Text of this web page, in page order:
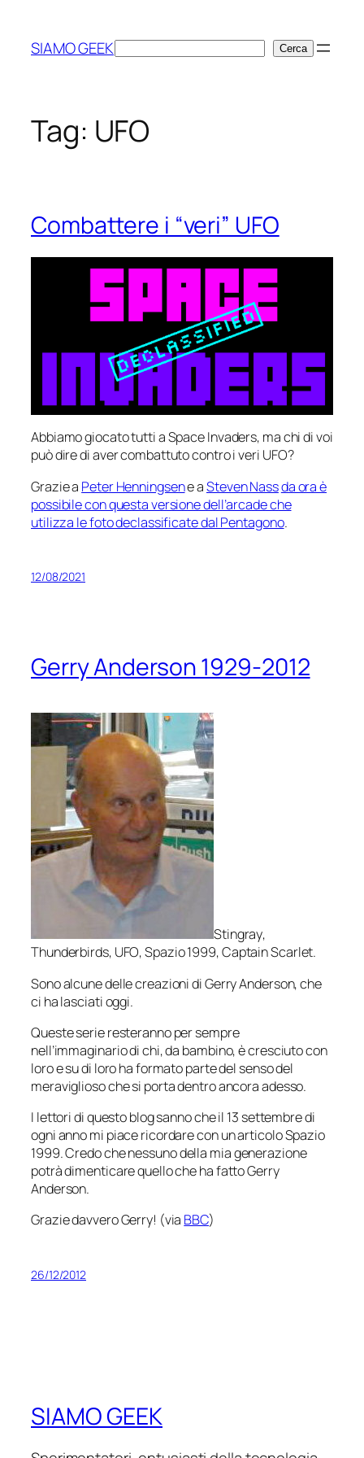
contenuto
SIAMO GEEKCerca Cerca
Tag: UFO
Combattere i “veri” UFO
Abbiamo giocato tutti a Space Invaders, ma chi di voi
può dire di aver combattuto contro iveri UFO?
Grazie a Peter Henningsene aSteven Nassda ora è
possibile con questa versione dell’arcade che
utilizza le foto declassificate dal Pentagono.
12/08/2021
Gerry Anderson 1929-2012
Stingray,
Thunderbirds, UFO,Spazio 1999,Captain Scarlet.
Sono alcune delle creazioni di Gerry Anderson, che
ci ha lasciati oggi.
Queste serie resteranno per sempre
nell’immaginario di chi, da bambino, è cresciuto con
loro e su di loro ha formato parte del senso del
meraviglioso che si porta dentro ancora adesso.
I lettori di questo blog sanno che il 13 settembre di
ogni anno mi piace ricordare con un articoloSpazio
1999. Credo che nessuno della mia generazione
potrà dimenticare quello che ha fatto Gerry
Anderson.
Grazie davvero Gerry! (via BBC)
26/12/2012
SIAMO GEEK